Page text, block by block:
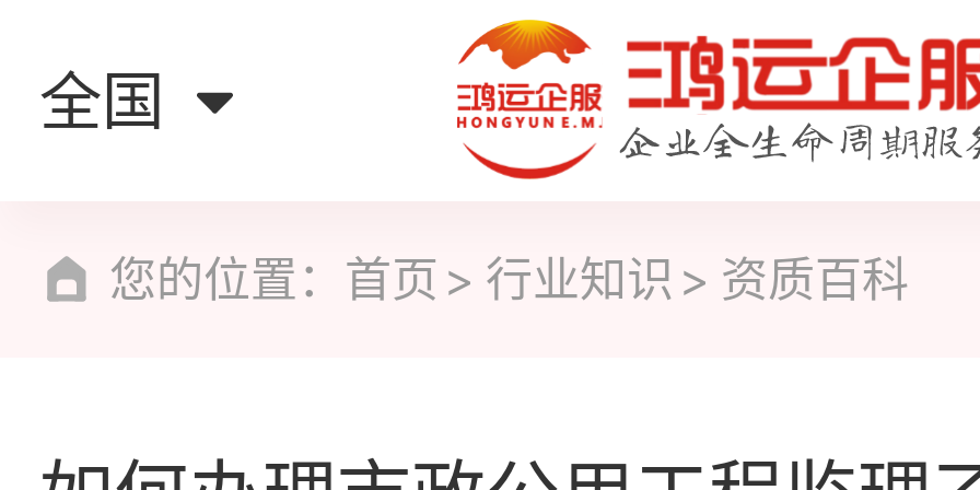
全国
您的位置： 首页 行业知识 资质百科